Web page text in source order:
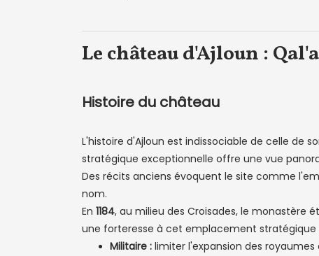
Le château d'Ajloun :
Histoire du château
L'histoire d'Ajloun est indissociable de celle de
stratégique exceptionnelle offre une vue
Des récits anciens évoquent le site comme
nom.
En 1184, au milieu des Croisades, le monastère
une forteresse à cet emplacement stratégique
Militaire : limiter l'expansion des